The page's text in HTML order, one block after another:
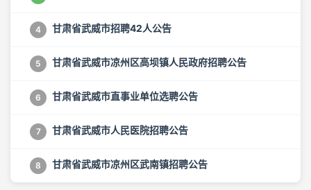
4 甘肃省武威市招聘42人公告
5 甘肃省武威市凉州区高坝镇人民政府招聘公告
6 甘肃省武威市直事业单位选聘公告
7 甘肃省武威市人民医院招聘公告
8 甘肃省武威市凉州区武南镇招聘公告